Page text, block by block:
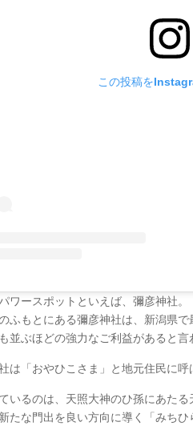
この投稿を
ワースポットといえば、彌彦神社。
ふもとにある彌彦神社は、新潟県
並ぶほどの強力なご利益があると
は「おやひこさま」と地元住民に呼
いるのは、天照大神のひ孫にあたる
たな門出を良い方向に導く「みち